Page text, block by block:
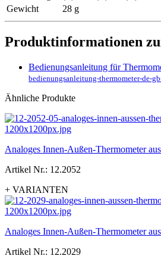
Gewicht
28 g
Produktinformationen
Bedienungsanleitung für
bedienungsanleitung-thermometer-de-
Ähnliche Produkte
Analoges Innen-Außen-Thermometer
Artikel Nr.: 12.2052
+ VARIANTEN
Analoges Innen-Außen-Thermometer
Artikel Nr.: 12.2029